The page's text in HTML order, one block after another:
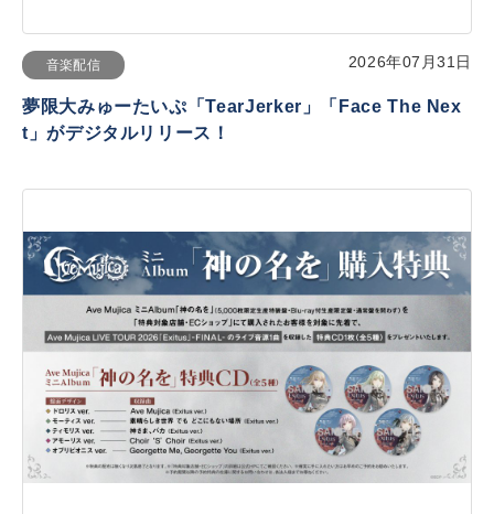
音楽配信 2026年07月31日
夢限大みゅーたいぷ「TearJerker」「Face The Nex
t」がデジタルリリース！